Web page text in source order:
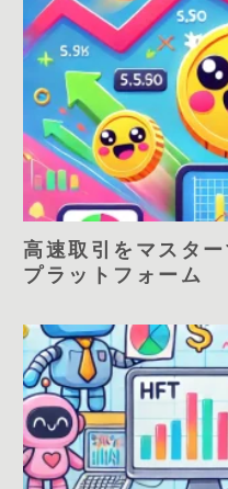
高速取引をマスタ
プラットフォーム